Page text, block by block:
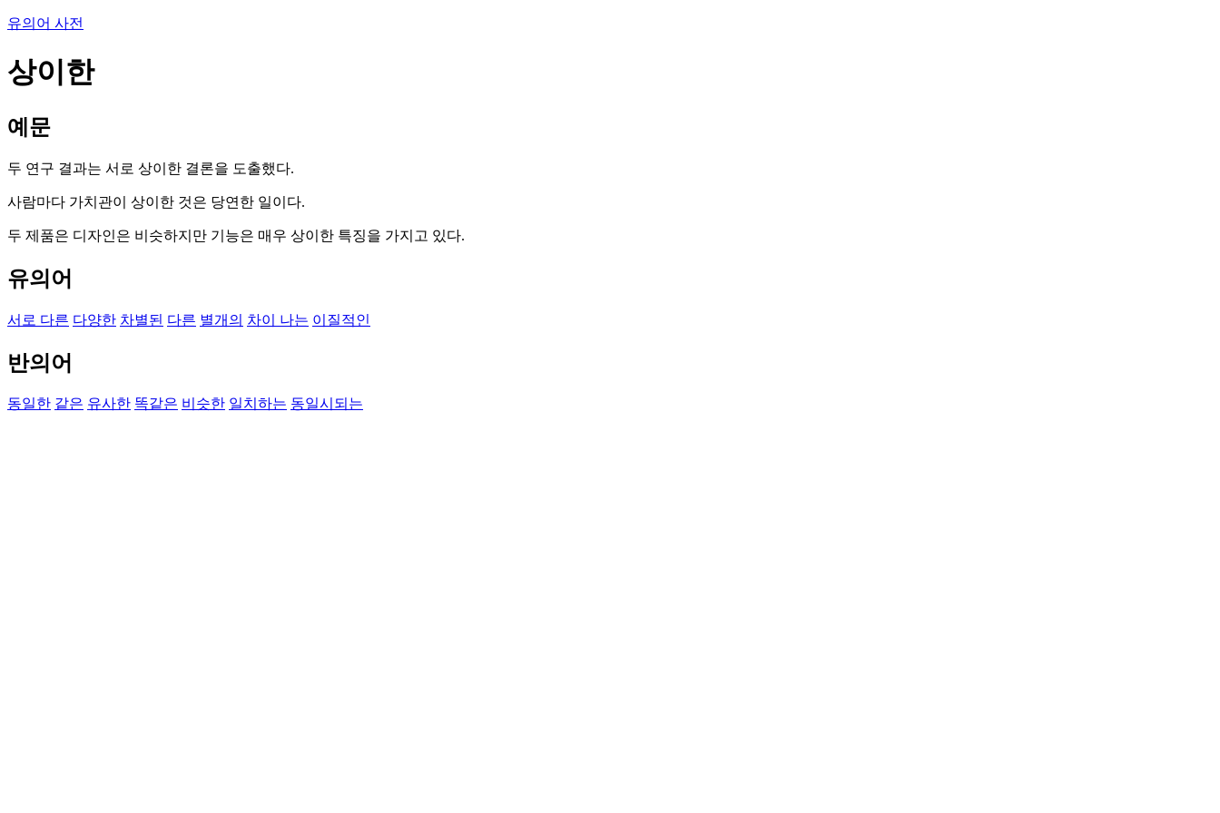
유의어 사전
상이한
예문
두 연구 결과는 서로 상이한 결론을 도출했다.
사람마다 가치관이 상이한 것은 당연한 일이다.
두 제품은 디자인은 비슷하지만 기능은 매우 상이한 특징을 가지고 있다.
유의어
서로 다른 다양한 차별된 다른 별개의 차이 나는 이질적인
반의어
동일한 같은 유사한 똑같은 비슷한 일치하는 동일시되는